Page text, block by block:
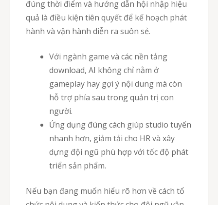
đúng thời điểm và hướng dẫn hội nhập hiệu
quả là điều kiện tiên quyết để kế hoạch phát
hành và vận hành diễn ra suôn sẻ.
Với ngành game và các nền tảng
download, AI không chỉ nằm ở
gameplay hay gợi ý nội dung mà còn
hỗ trợ phía sau trong quản trị con
người.
Ứng dụng đúng cách giúp studio tuyển
nhanh hơn, giảm tải cho HR và xây
dựng đội ngũ phù hợp với tốc độ phát
triển sản phẩm.
Nếu bạn đang muốn hiểu rõ hơn về cách tổ